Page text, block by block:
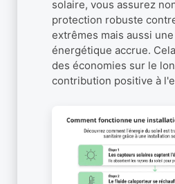
solaire, vous assurez
protection robuste
extrêmes mais aussi
énergétique accrue.
des économies sur le
contribution positive à